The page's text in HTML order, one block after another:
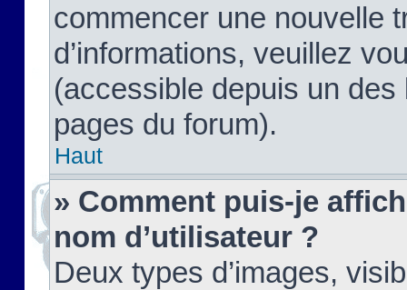
commencer une nouvelle
d’informations, veuillez
(accessible depuis un
pages du forum).
Haut
» Comment puis-je
nom d’utilisateur ?
Deux types d’images,